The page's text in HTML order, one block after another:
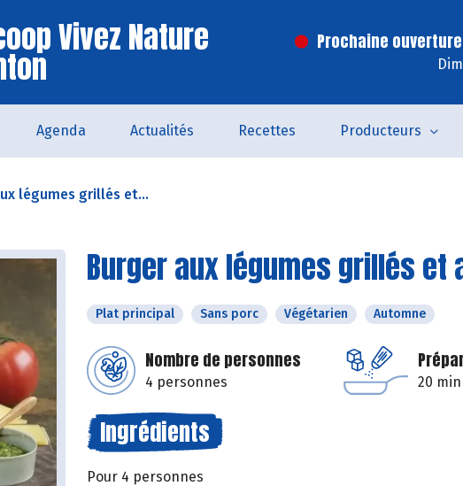
Vivez Nature Prochaine
Agenda Actualités Recettes Producteurs
légumes grillés et...
Burger aux légumes grillés et
Plat principal Sans porc Végétarien Automne
Nombre de personnes
4 personnes 20 min
Ingrédients
Pour 4 personnes